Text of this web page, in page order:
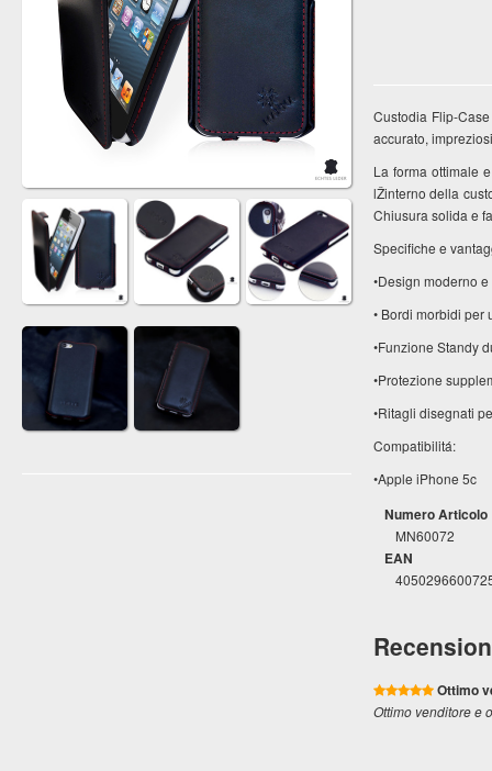
Custodia Flip-
accurato,
La forma ottimale
lŽinterno della
Chiusura solida e
Specifiche e
•Design moderno
• Bordi morbidi per
•Funzione Standy
•Protezione
•Ritagli disegnati
Compatibilitá:
•Apple iPhone 5c
Numero Articolo
MN60072
EAN
Ottimo
Ottimo venditore e